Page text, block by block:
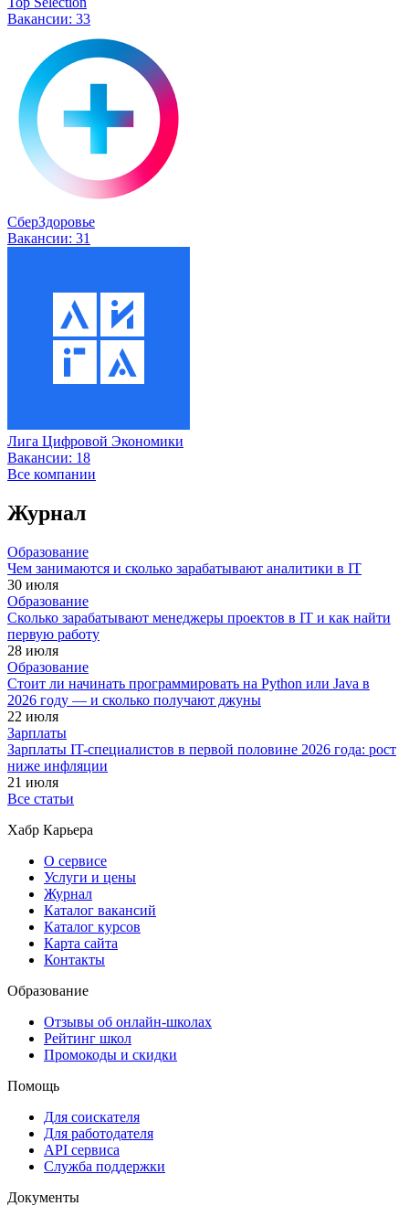
Вакансии: 33
СберЗдоровье
Вакансии: 31
Лига Цифровой Экономики
Вакансии: 18
Все компании
Журнал
Образование
Чем занимаются и сколько зарабатывают аналитики в IT
30 июля
Образование
Сколько зарабатывают менеджеры проектов в IT и как найти
первую работу
28 июля
Образование
Стоит ли начинать программировать на Python или Java в
2026 году — и сколько получают джуны
22 июля
Зарплаты
Зарплаты IT-специалистов в первой половине 2026 года: рост
ниже инфляции
21 июля
Все статьи
Хабр Карьера
О сервисе
Услуги и цены
Журнал
Каталог вакансий
Каталог курсов
Карта сайта
Контакты
Образование
Отзывы об онлайн-школах
Рейтинг школ
Промокоды и скидки
Помощь
Для соискателя
Для работодателя
API сервиса
Служба поддержки
Документы